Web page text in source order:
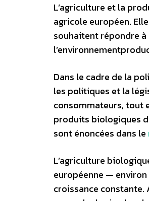
L’agriculture et la
agricole européen.
souhaitent répondre
Dans le cadre de la
les politiques et la
consommateurs, tout
produits biologiques
sont énoncées dans le
L’agriculture
européenne — environ
croissance constante.